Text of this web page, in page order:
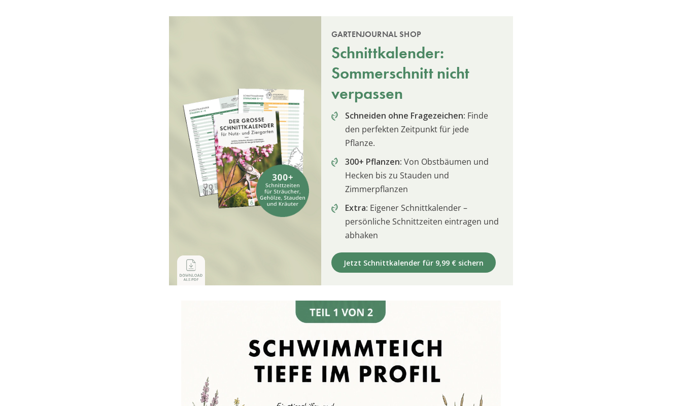
GARTENJOURNAL SHOP
Schnittkalender:
Sommerschnitt nicht
verpassen
Schneiden ohne Fragezeichen: Finde
den perfekten Zeitpunkt für jede
Pflanze.
300+ Pflanzen: Von Obstbäumen und
Hecken bis zu Stauden und
Zimmerpflanzen
Extra: Eigener Schnittkalender –
persönliche Schnittzeiten eintragen und
abhaken
Jetzt Schnittkalender für 9,99 € sichern